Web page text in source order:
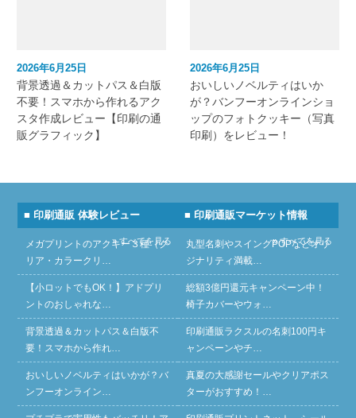
2026年6月25日
背景透過＆カットパス＆白版
不要！スマホから作れるアク
スタ作成レビュー【印刷の通
販グラフィック】
2026年6月25日
おいしいノベルティはいか
が？バンフーオンラインショ
ップのフォトクッキー（写真
印刷）をレビュー！
■ 印刷通販 体験レビュー
» すべてを見る
メガプリントのアクキー３種（ク
リア・カラークリ…
【小ロットでもOK！】アドプリ
ントのおしゃれな…
背景透過＆カットパス＆白版不
要！スマホから作れ…
おいしいノベルティはいかが？バ
ンフーオンライン…
■ 印刷通販マーケット情報
» すべてを見る
丸型名刺やスイングPOPなどオリ
ジナリティ満載…
総額3億円還元キャンペーン中！
椅子カバーやウォ…
印刷通販ラクスルの名刺100円キ
ャンペーンやチ…
真夏の大感謝セールやクリアポス
ターがおすすめ！…